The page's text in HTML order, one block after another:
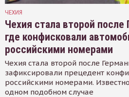
ЧЕХИЯ
Чехия стала второй после
где конфисковали
российскими номерами
Чехия стала второй после
зафиксировали прецедент
российскими номерами.
одном подобном случае